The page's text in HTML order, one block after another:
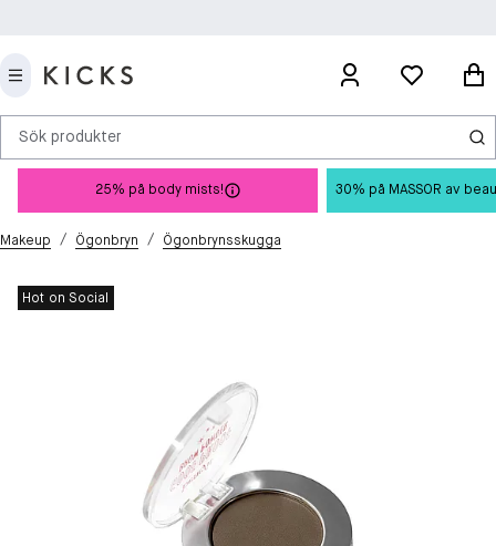
Sök produkter
25% på body mists! 30% på MASSOR av
Makeup / Ögonbryn / Ögonbrynsskugga
Hot on Social